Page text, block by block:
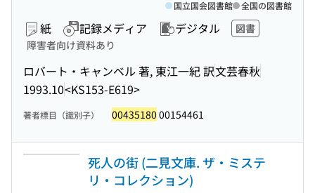
紙 記録メディア デジタル
図書
障害者向け資料あり
ロバート・キャンベル 著, 東江一紀 訳文芸春秋
1993.10<KS153-E619>
国立国会図書館 全国の図書館
著者標目（識別子） 00435180 00154461
死人の街 (二見文庫. ザ・ミステ
リ・コレクション)